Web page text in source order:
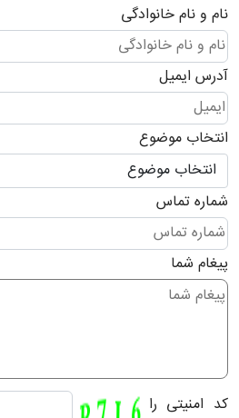
نام و نام خانوادگی
آدرس ایمیل
انتخاب موضوع
شماره تماس
پیغام شما
کد امنیتی را